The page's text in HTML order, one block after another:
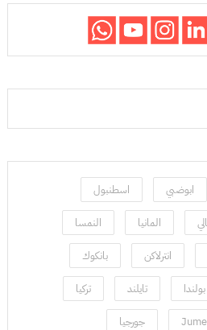
ابوضبي اسطنبول
المانيا النمسا
انترلاكن بانكوك
بولندا تايلند تركيا
جورجيا